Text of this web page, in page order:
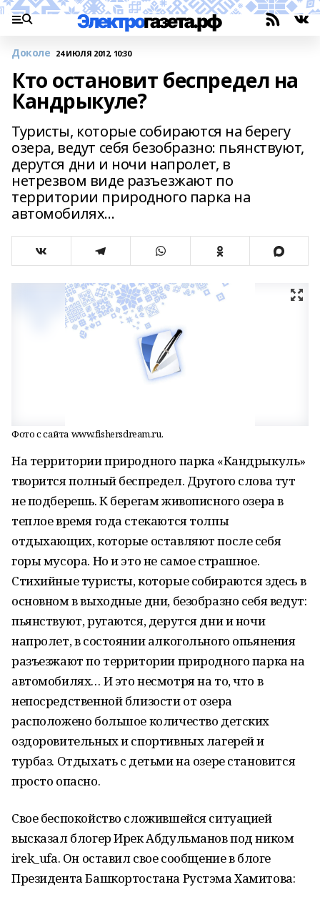
Доколе 24 ИЮЛЯ 2012, 10:30
Кто остановит беспредел на
Кандрыкуле?
Туристы, которые собираются на берегу
озера, ведут себя безобразно: пьянствуют,
дерутся дни и ночи напролет, в
нетрезвом виде разъезжают по
территории природного парка на
автомобилях…
Фото с сайта www.fishersdream.ru.
На территории природного парка «Кандрыкуль»
творится полный беспредел. Другого слова тут
не подберешь. К берегам живописного озера в
теплое время года стекаются толпы
отдыхающих, которые оставляют после себя
горы мусора. Но и это не самое страшное.
Стихийные туристы, которые собираются здесь в
основном в выходные дни, безобразно себя ведут:
пьянствуют, ругаются, дерутся дни и ночи
напролет, в состоянии алкогольного опьянения
разъезжают по территории природного парка на
автомобилях… И это несмотря на то, что в
непосредственной близости от озера
расположено большое количество детских
оздоровительных и спортивных лагерей и
турбаз. Отдыхать с детьми на озере становится
просто опасно.
Свое беспокойство сложившейся ситуацией
высказал блогер Ирек Абдульманов под ником
irek_ufa. Он оставил свое сообщение в блоге
Президента Башкортостана Рустэма Хамитова: